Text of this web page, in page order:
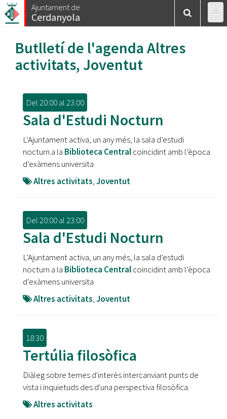
Vés
al
Ajuntament de
Cerdanyola
Butlletí de l'agenda Altres
activitats, Joventut
Del20:00al23:00
Sala d'Estudi Nocturn
L’Ajuntament activa, un any més, la sala d’estudi
nocturn a la Biblioteca Centralcoincidint amb l’època
d’exàmens universita
Altres activitats,Joventut
Del20:00al23:00
Sala d'Estudi Nocturn
L’Ajuntament activa, un any més, la sala d’estudi
nocturn a la Biblioteca Centralcoincidint amb l’època
d’exàmens universita
Altres activitats,Joventut
18:30
Tertúlia filosòfica
Diàleg sobre temes d'interès intercanviant punts de
vista i inquietuds des d'una perspectiva filosòfica.
Altres activitats